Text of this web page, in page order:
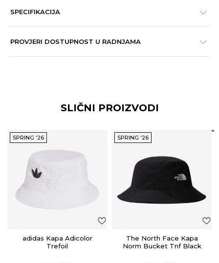
SPECIFIKACIJA
PROVJERI DOSTUPNOST U RADNJAMA
SLIČNI PROIZVODI
SPRING '26
adidas Kapa Adicolor
Trefoil
SPRING '26
The North Face Kapa
Norm Bucket Tnf Black